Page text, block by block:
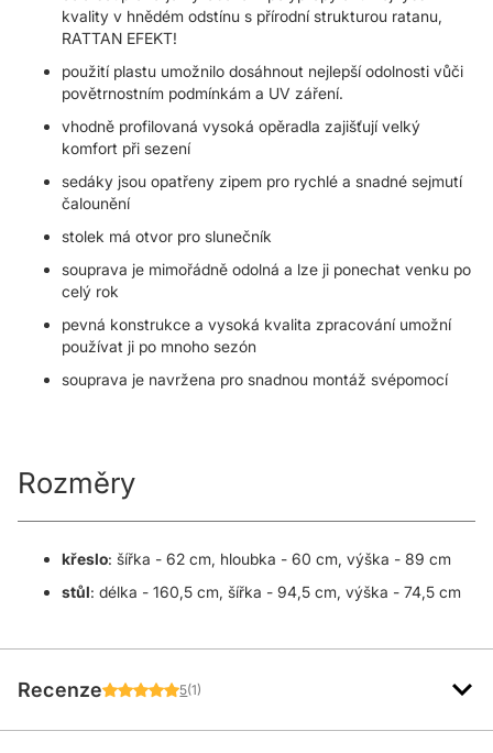
kvality v hnědém odstínu s přírodní strukturou ratanu,
RATTAN EFEKT!
použití plastu umožnilo dosáhnout nejlepší odolnosti vůči
povětrnostním podmínkám a UV záření.
vhodně profilovaná vysoká opěradla zajišťují velký
komfort při sezení
sedáky jsou opatřeny zipem pro rychlé a snadné sejmutí
čalounění
stolek má otvor pro slunečník
souprava je mimořádně odolná a lze ji ponechat venku po
celý rok
pevná konstrukce a vysoká kvalita zpracování umožní
používat ji po mnoho sezón
souprava je navržena pro snadnou montáž svépomocí
Rozměry
křeslo: šířka - 62 cm, hloubka - 60 cm, výška - 89 cm
stůl: délka - 160,5 cm, šířka - 94,5 cm, výška - 74,5 cm
Recenze 5(1)